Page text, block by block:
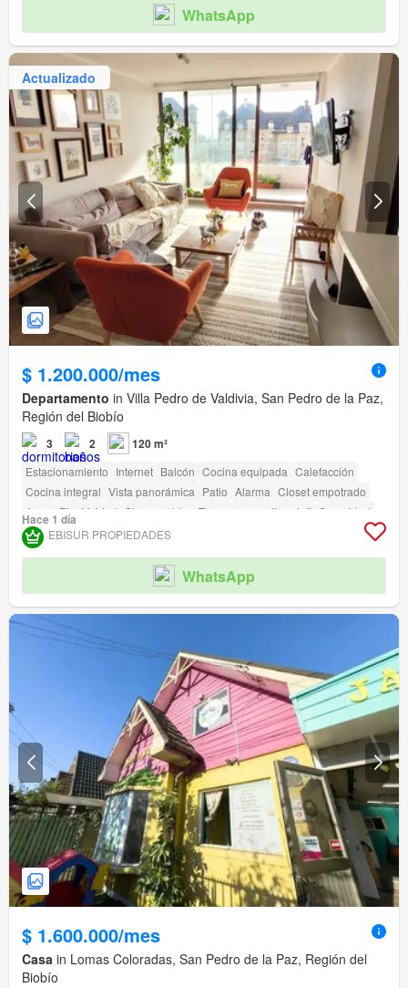
Acceso para personas con discapacidad
Cancha de tenis
WhatsApp
Actualizado
$ 1.200.000/mes
Departamento in Villa Pedro de Valdivia, San Pedro de la Paz,
Región del Biobío
3 2 120 m²
Estacionamiento Internet Balcón Cocina equipada Calefacción
Cocina integral Vista panorámica Patio Alarma Closet empotrado
Agua
Electricidad Sin amueblar Terraza amenity_wi_fi Seguridad
Gimnasio
Piscina Área para niños
Parilla
Hace 1 día
EBISUR PROPIEDADES
WhatsApp
$ 1.600.000/mes
Casa in Lomas Coloradas, San Pedro de la Paz, Región del
Biobío